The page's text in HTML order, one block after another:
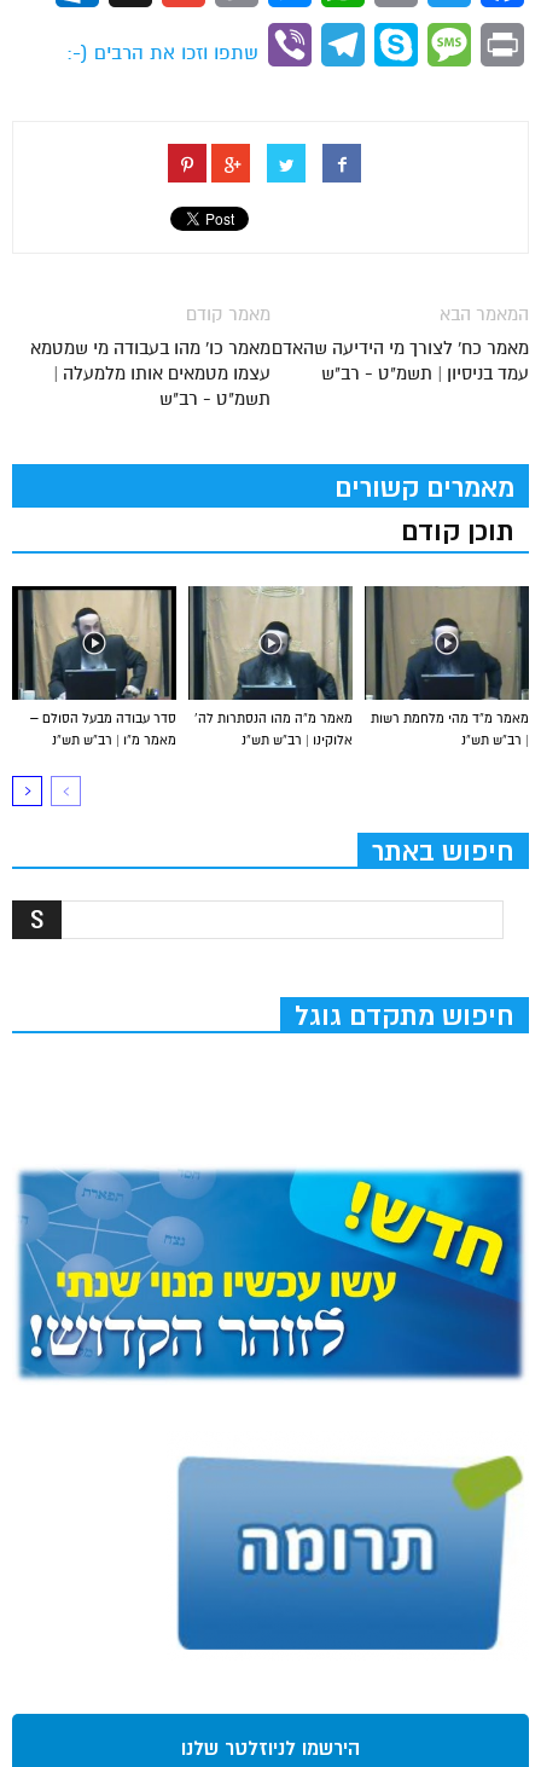
Print
Message
Skype
Telegram
Viber
שתפו וזכו את הרבים (-:
מאמר קודם
מאמר כו' מהו בעבודה מי שמטמא
עצמו מטמאים אותו מלמעלה |
תשמ"ט - רב"ש
המאמר הבא
מאמר כח' לצורך מי הידיעה שהאדם
עמד בניסיון | תשמ"ט - רב"ש
מאמרים קשורים
תוכן קודם
סדר עבודה מבעל הסולם –
מאמר מ”ו | רב”ש תש”נ
מאמר מ”ה מהו הנסתרות לה’
אלוקינו | רב”ש תש”נ
מאמר מ”ד מהי מלחמת רשות
| רב”ש תש”נ
חיפוש באתר
חיפוש מתקדם גוגל
הירשמו לניוזלטר שלנו